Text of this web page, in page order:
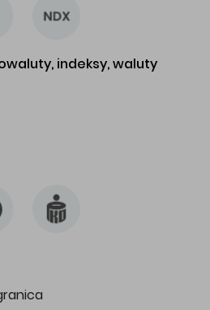
indeksy, waluty